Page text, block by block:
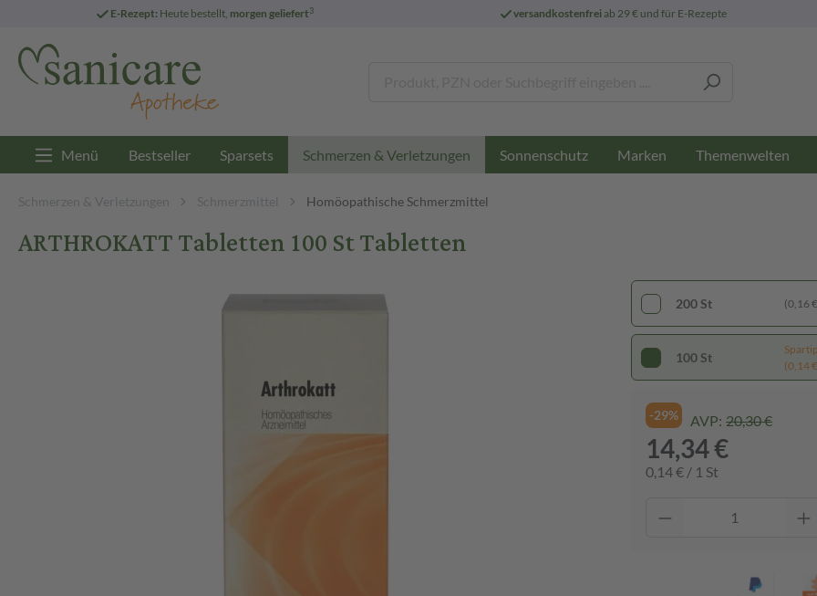
E-Rezept: Heute bestellt, morgen geliefert3 versandkostenfreiab 29 € und für E-Rezepte
Menü Bestseller Sparsets Schmerzen & Verletzungen Sonnenschutz Marken Themenwelten
Schmerzen & Verletzungen Schmerzmittel Homöopathische Schmerzmittel
ARTHROKATT Tabletten 100 St Tabletten
200 St (0,16
100 St
(0,14
-29% AVP: 20,30 €
14,34 €
0,14 € / 1 St